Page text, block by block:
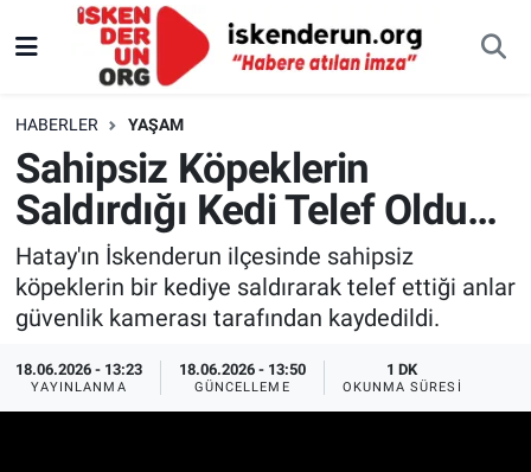
HABERLER YAŞAM
Sahipsiz Köpeklerin
Saldırdığı Kedi Telef Oldu…
Hatay'ın İskenderun ilçesinde sahipsiz
köpeklerin bir kediye saldırarak telef ettiği anlar
güvenlik kamerası tarafından kaydedildi.
18.06.2026 - 13:23
YAYINLANMA
18.06.2026 - 13:50
GÜNCELLEME
1 DK
OKUNMA SÜRESI